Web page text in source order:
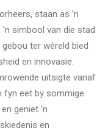
staan as ’n
simbool van die stad
ter wêreld bied
en innovasie.
uitsigte vanaf
fyn eet by sommige
geniet ’n
en